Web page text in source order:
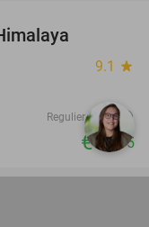
9.1 star
Regulier €33
€19,95
favorite_border